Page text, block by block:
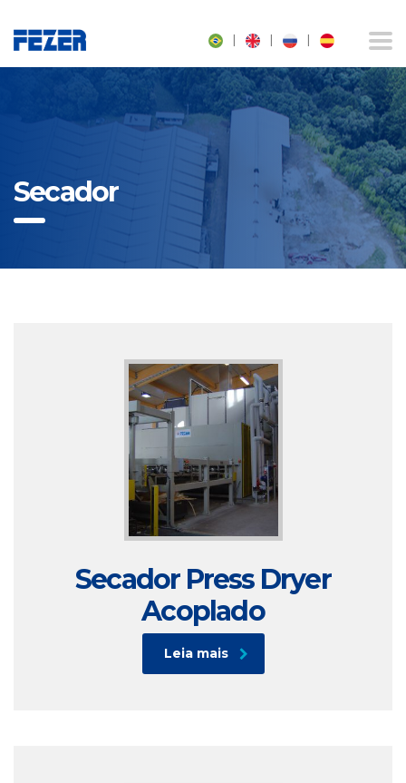
| | |
Secador
Secador Press Dryer
Acoplado
Leia mais